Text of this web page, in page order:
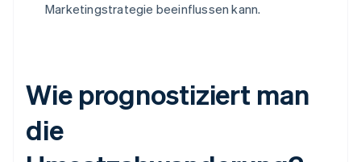
Marketingstrategie beeinflussen kann.
Wie prognostiziert man
die